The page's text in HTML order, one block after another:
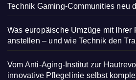
Technik Gaming-Communities neu
Was europäische Umzüge mit Ihrer
anstellen – und wie Technik den
Vom Anti-Aging-Institut zur
innovative Pflegelinie selbst